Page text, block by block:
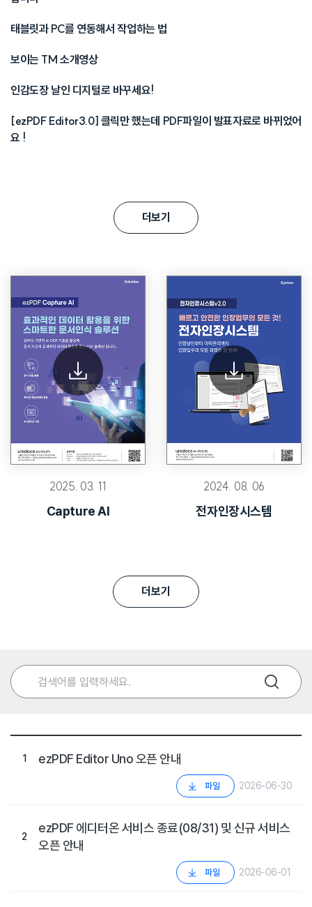
태블릿과 PC를 연동해서 작업하는 법
보이는 TM 소개영상
인감도장 날인 디지털로 바꾸세요!
[ezPDF Editor3.0] 클릭만 했는데 PDF파일이 발표자료로 바뀌었어
요 !
더보기
2025. 03. 11
Capture AI
2024. 08. 06
전자인장시스템
더보기
1 ezPDF Editor Uno 오픈 안내
파일 2026-06-30
2
ezPDF 에디터온 서비스 종료(08/31) 및 신규 서비스
오픈 안내
파일 2026-06-01